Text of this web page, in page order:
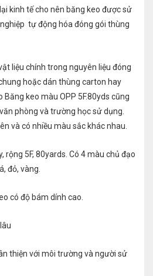
kinh tế cho nên băng keo được sử
tự động hóa đóng gói thùng
liệu chính trong nguyên liệu đóng
hoặc dán thùng carton hay
keo màu OPP 5F.80yds cũng
phòng và trường học sử dụng.
và có nhiều màu sắc khác nhau.
rộng 5F, 80yards. Có 4 màu chủ đạo
đỏ, vàng.
có độ bám dính cao.
thiện với môi trường và người sử